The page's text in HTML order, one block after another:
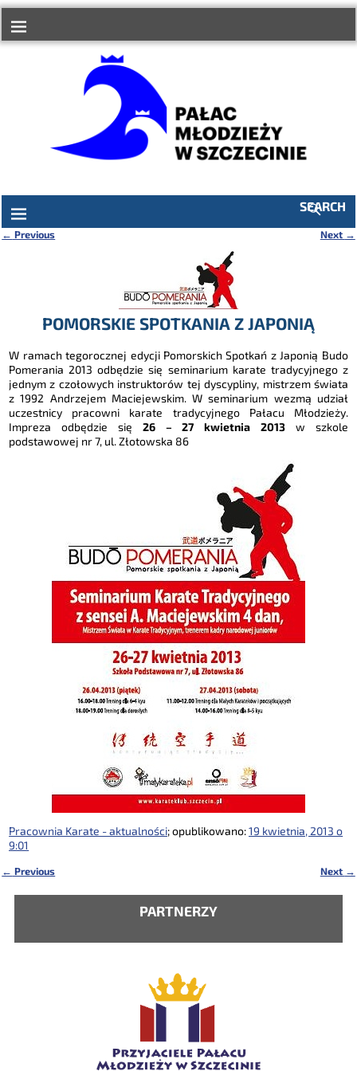
treści
SEARCH
← Previous Next →
POMORSKIE SPOTKANIA Z JAPONIĄ
W ramach tegorocznej edycji Pomorskich Spotkań z Japonią Budo
Pomerania 2013 odbędzie się seminarium karate tradycyjnego z
jednym z czołowych instruktorów tej dyscypliny, mistrzem świata
z 1992 Andrzejem Maciejewskim. W seminarium wezmą udział
uczestnicy pracowni karate tradycyjnego Pałacu Młodzieży.
Impreza odbędzie się 26 – 27 kwietnia 2013 w szkole
podstawowej nr 7, ul. Złotowska 86
Pracownia Karate - aktualności; opublikowano:19 kwietnia, 2013 o
9:01
← Previous Next →
PARTNERZY